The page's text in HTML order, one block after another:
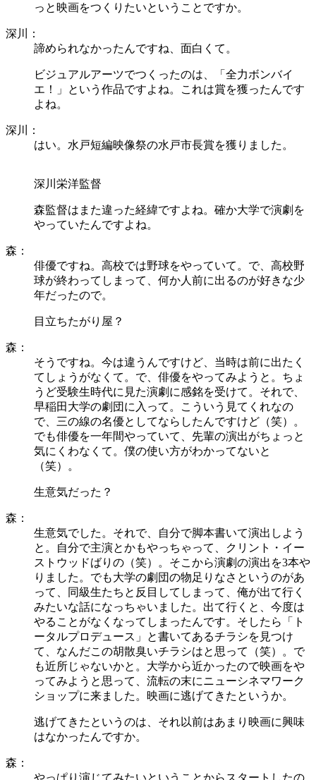
っと映画をつくりたいということですか。
深川：
諦められなかったんですね、面白くて。
ビジュアルアーツでつくったのは、「全力ボンバイ
エ！」という作品ですよね。これは賞を獲ったんです
よね。
深川：
はい。水戸短編映像祭の水戸市長賞を獲りました。
深川栄洋監督
森監督はまた違った経緯ですよね。確か大学で演劇を
やっていたんですよね。
森：
俳優ですね。高校では野球をやっていて。で、高校野
球が終わってしまって、何か人前に出るのが好きな少
年だったので。
目立ちたがり屋？
森：
そうですね。今は違うんですけど、当時は前に出たく
てしょうがなくて。で、俳優をやってみようと。ちょ
うど受験生時代に見た演劇に感銘を受けて。それで、
早稲田大学の劇団に入って。こういう見てくれなの
で、三の線の名優としてならしたんですけど（笑）。
でも俳優を一年間やっていて、先輩の演出がちょっと
気にくわなくて。僕の使い方がわかってないと
（笑）。
生意気だった？
森：
生意気でした。それで、自分で脚本書いて演出しよう
と。自分で主演とかもやっちゃって、クリント・イー
ストウッドばりの（笑）。そこから演劇の演出を3本や
りました。でも大学の劇団の物足りなさというのがあ
って、同級生たちと反目してしまって、俺が出て行く
みたいな話になっちゃいました。出て行くと、今度は
やることがなくなってしまったんです。そしたら「ト
ータルプロデュース」と書いてあるチラシを見つけ
て、なんだこの胡散臭いチラシはと思って（笑）。で
も近所じゃないかと。大学から近かったので映画をや
ってみようと思って、流転の末にニューシネマワーク
ショップに来ました。映画に逃げてきたというか。
逃げてきたというのは、それ以前はあまり映画に興味
はなかったんですか。
森：
やっぱり演じてみたいということからスタートしたの